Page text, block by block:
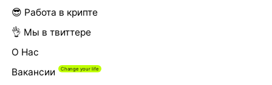
😎 Работа в крипте
👌 Мы в твиттере
О Нас
Вакансии